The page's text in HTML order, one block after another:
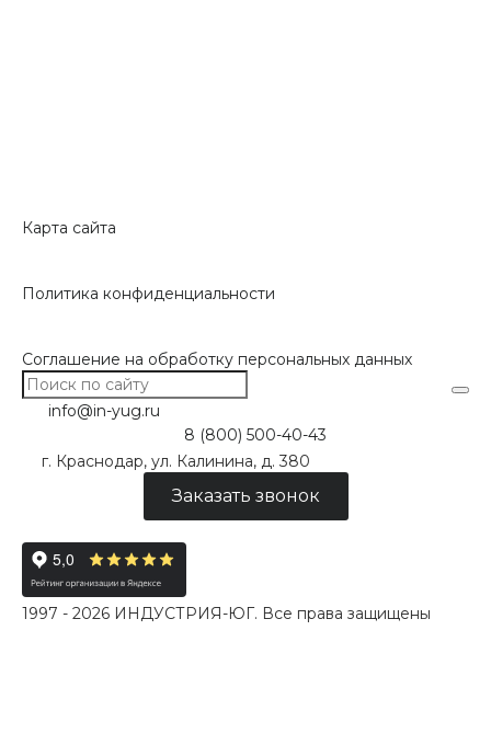
Карта сайта
Политика конфиденциальности
Соглашение на обработку персональных данных
info@in-yug.ru
8 (800) 500-40-43
г. Краснодар, ул. Калинина, д. 380
Заказать звонок
1997 - 2026 ИНДУСТРИЯ-ЮГ. Все права защищены